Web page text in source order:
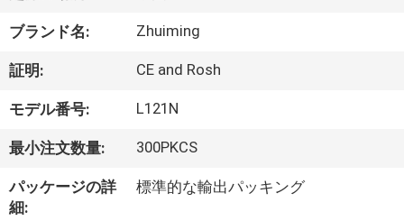
ダ
ク
ト
達
ブランド名: Zhuiming
証明: CE and Rosh
モデル番号: L121N
最小注文数量: 300PKCS
パッケージの詳
細:
標準的な輸出パッキング